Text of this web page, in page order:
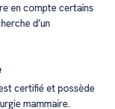
en compte certains
d’un
certifié et possède
mammaire.